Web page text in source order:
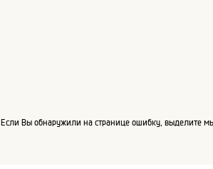
Если Вы обнаружили на странице ошибку, выделите